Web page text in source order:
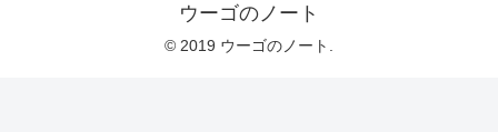
ウーゴのノート
© 2019 ウーゴのノート.